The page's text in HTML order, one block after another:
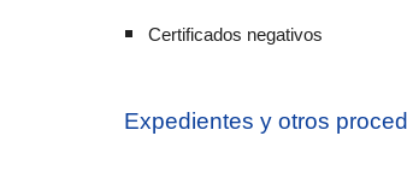
Certificados negativos
Expedientes y otros